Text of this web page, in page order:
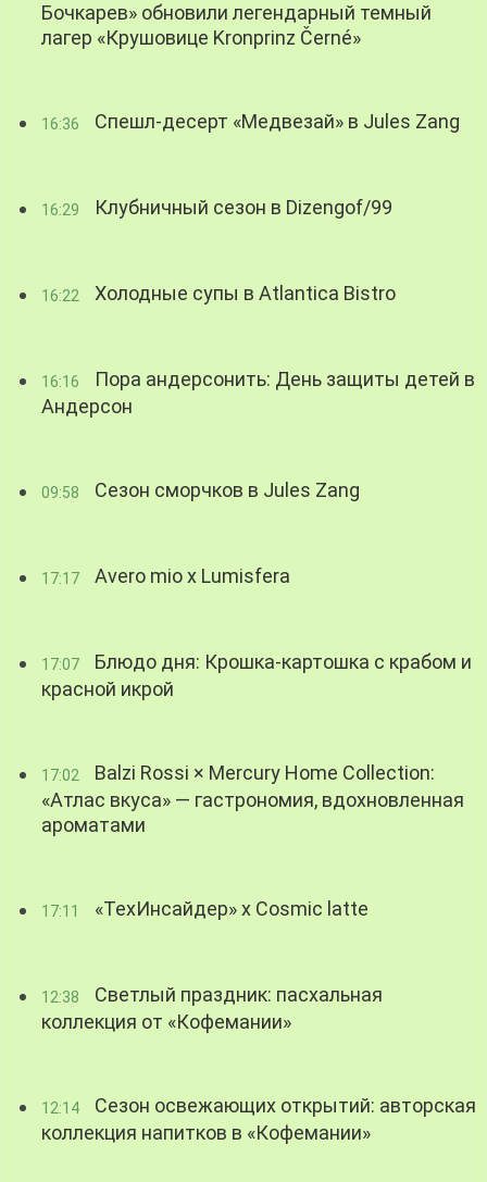
Бочкарев» обновили легендарный темный
лагер «Крушовице Kronprinz Černé»
16:36 Спешл-десерт «Медвезай» в Jules Zang
16:29 Клубничный сезон в Dizengof/99
16:22 Холодные супы в Atlantica Bistro
16:16
Пора андерсонить: День защиты детей в
Андерсон
09:58 Сезон сморчков в Jules Zang
17:17 Avero mio x Lumisfera
17:07
Блюдо дня: Крошка-картошка с крабом и
красной икрой
17:02
Balzi Rossi × Mercury Home Collection:
«Атлас вкуса» — гастрономия, вдохновленная
ароматами
17:11 «ТехИнсайдер» х Cosmic latte
12:38
Светлый праздник: пасхальная
коллекция от «Кофемании»
12:14
Сезон освежающих открытий: авторская
коллекция напитков в «Кофемании»